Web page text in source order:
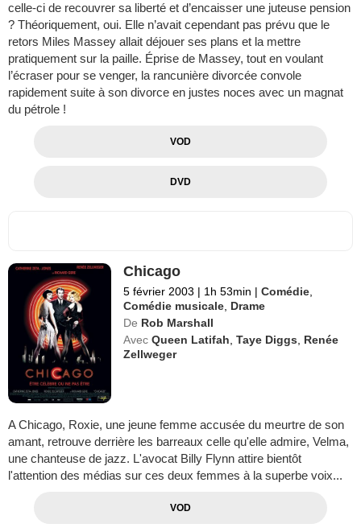
celle-ci de recouvrer sa liberté et d’encaisser une juteuse pension
? Théoriquement, oui. Elle n’avait cependant pas prévu que le
retors Miles Massey allait déjouer ses plans et la mettre
pratiquement sur la paille. Éprise de Massey, tout en voulant
l’écraser pour se venger, la rancunière divorcée convole
rapidement suite à son divorce en justes noces avec un magnat
du pétrole !
VOD
DVD
Chicago
5 février 2003 | 1h 53min | Comédie
Comédie musicale Drame
De Rob Marshall
Avec Queen Latifah ,Taye Diggs
Renée
Zellweger
A Chicago, Roxie, une jeune femme accusée du meurtre de son
amant, retrouve derrière les barreaux celle qu'elle admire, Velma,
une chanteuse de jazz. L'avocat Billy Flynn attire bientôt
l'attention des médias sur ces deux femmes à la superbe voix...
VOD